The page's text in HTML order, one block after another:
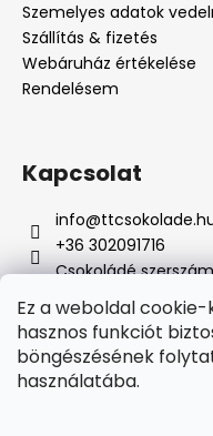
Ez a weboldal
hasznos funkciót
böngészésének
használatába.
Szemelyes adatok
Szállítás & fizetés
Webáruház értékelése
Rendelésem
Kapcsolat
info@
+36 302091716
Csokoládé
Online fizetési